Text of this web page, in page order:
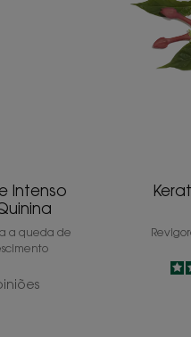
Intenso
a queda de